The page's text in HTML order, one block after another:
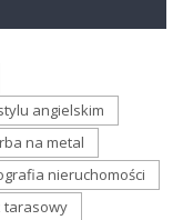
angielskim
na metal
nieruchomości
tarasowy